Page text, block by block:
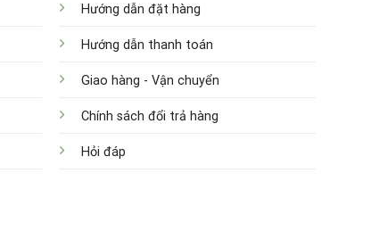
Hướng dẫn đặt hàng
Hướng dẫn thanh toán
Giao hàng - Vận chuyển
Chính sách đổi trả hàng
Hỏi đáp